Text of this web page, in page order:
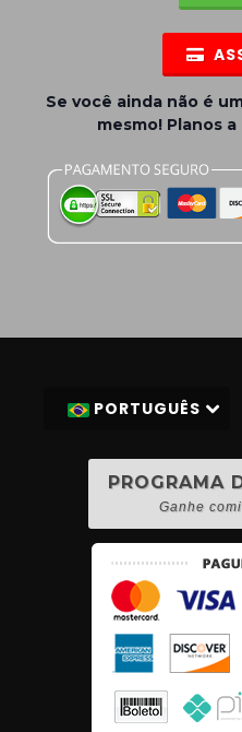
Se você ainda não é
mesmo! Planos
PORTUGUÊS
PROGRAMA
Ganhe